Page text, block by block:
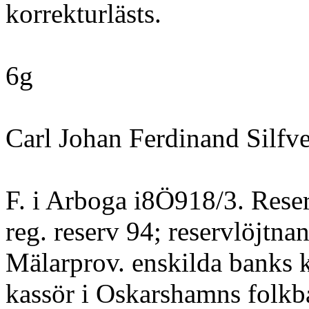
korrekturlästs.
6g
Carl Johan Ferdinand
F. i Arboga i8Ö918/3.
reg. reserv 94;
Mälarprov. enskilda banks
kassör i Oskarshamns